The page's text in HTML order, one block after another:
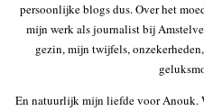
persoonlijke blogs dus. Over het
mijn werk als journalist bij
gezin, mijn twijfels,
En natuurlijk mijn liefde voor Anouk.